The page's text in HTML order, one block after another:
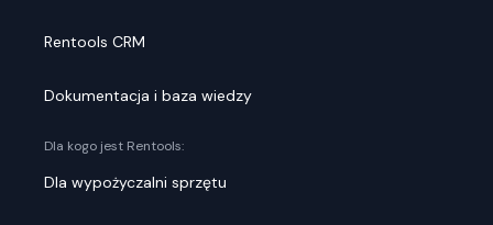
Rentools CRM
Dokumentacja i baza wiedzy
Dla kogo jest Rentools:
Dla wypożyczalni sprzętu